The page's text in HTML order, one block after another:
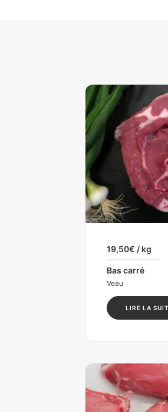
19,50€ / kg
Bas carré
Veau
LIRE LA